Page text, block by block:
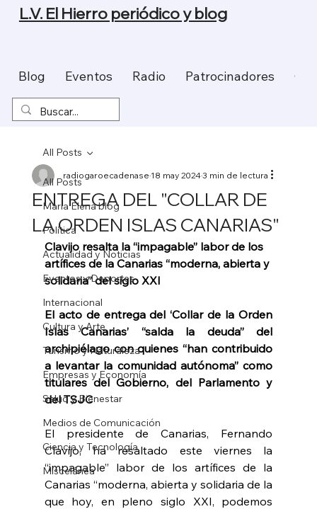
Blog Eventos Radio Patrocinadores
L.V. El Hierro periódico y blog
All Posts
Maria Elena blog
Política
Actualidad y Noticias
Eventos y Deportes
Internacional
Cultura y Arte
Turismo y Naturaleza
Empresas y Economía
Salud y Bienestar
Medios de Comunicación
Ciencia y Tecnología
Miscelánea
All Posts
ENTREGA DEL "COLLAR DE
LA ORDEN ISLAS CANARIAS"
radiogaroecadenase18 may 20243 min de lectura
Clavijo resalta la “impagable” labor de los
artífices de la Canarias “moderna, abierta y
solidaria” del siglo XXI
El acto de entrega del ‘Collar de la Orden
Islas Canarias’ “salda la deuda” del
archipiélago con quienes “han contribuido
a levantar la comunidad autónoma” como
titulares del Gobierno, del Parlamento y
del TSJC
El presidente de Canarias, Fernando
Clavijo, ha resaltado este viernes la
“impagable” labor de los artífices de la
Canarias “moderna, abierta y solidaria de la
que hoy, en pleno siglo XXI, podemos